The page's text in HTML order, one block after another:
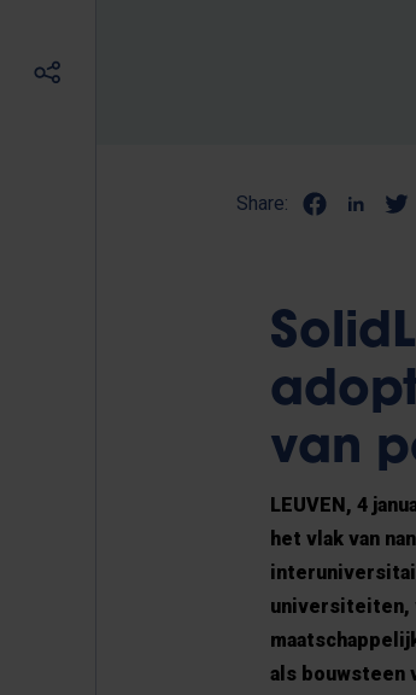
Share:
van
LEUVEN, 4
het vlak van
universiteiten,
als bouwsteen